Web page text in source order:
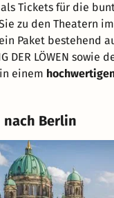
Tickets für die
zu den Theatern
Paket bestehend
DER LÖWEN sowie
einem
Berlin